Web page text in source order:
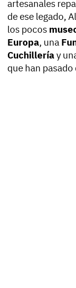
artesanales
de ese legado,
los pocos
Europa, una
Cuchilleríay
que han